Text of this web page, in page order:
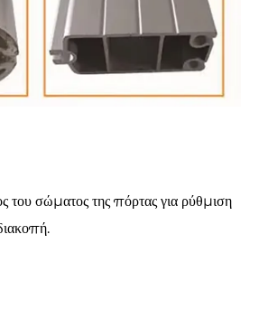
του σώματος της πόρτας για ρύθμιση